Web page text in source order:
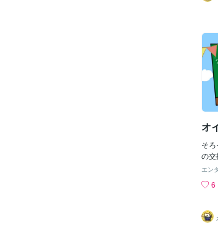
イ
便
て
方が
し
０
カ
式
な
ン
自分
オ
そ
の交
エ
エン
6